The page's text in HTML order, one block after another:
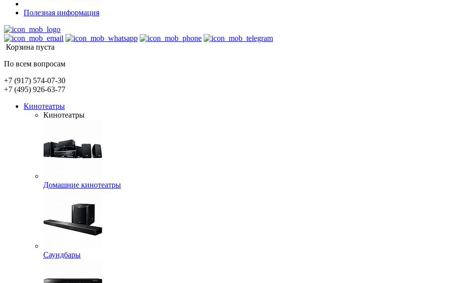
Полезная информация
Корзина пуста
По всем вопросам
+7 (917) 574-07-30
+7 (495) 926-63-77
Кинотеатры
Кинотеатры
Домашние кинотеатры
Саундбары